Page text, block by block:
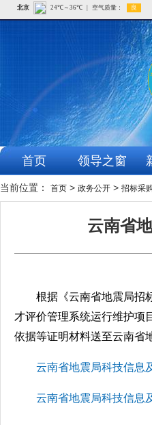
首页 领导之窗
当前位置： 首页 > 政务公开 > 招标采
云南省
根据《云南省地震局招
才评价管理系统运行维护项
依据等证明材料送至云南省
云南省地震局科技信息
云南省地震局科技信息